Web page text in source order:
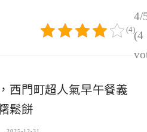
4/
(4
(4)
西門町超人氣早午餐義
鬆餅